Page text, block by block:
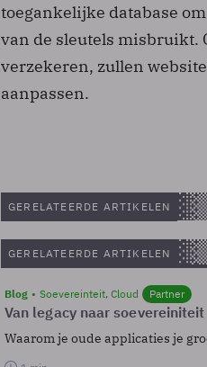
toegankelijke database
van de sleutels misbruikt.
verzekeren, zullen
aanpassen.
GERELATEERDE ARTIKELEN
GERELATEERDE ARTIKELEN
Blog Soevereinteit, Cloud Partner
Van legacy naar soevereiniteit
Waarom je oude applicaties je